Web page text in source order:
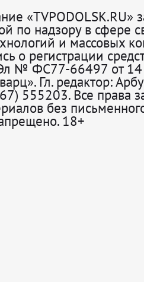
«TVPODOLSK.RU»
по надзору в сфере
и массовых
о регистрации
№ ФС77-66497 от 14
Гл. редактор:
555203. Все права
без
18+